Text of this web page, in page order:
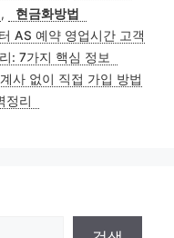
,
현금화방법
AS 예약 영업시간 고객
: 7가지 핵심 정보
사 없이 직접 가입 방법
정리